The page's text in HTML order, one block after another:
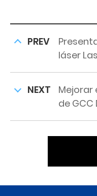
PREV
láser
NEXT
Mejorar
de